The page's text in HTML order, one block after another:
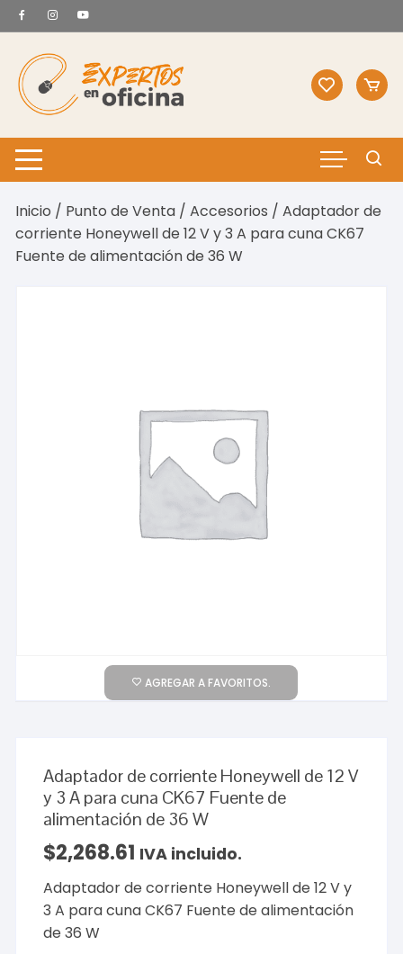
Saltar
al
contenido
Inicio / Punto de Venta /Accesorios / Adaptador de
corriente Honeywell de 12 V y 3 A para cuna CK67
Fuente de alimentación de 36 W
AGREGAR A FAVORITOS.
Adaptador de corriente Honeywell de 12 V
y 3 A para cuna CK67 Fuente de
alimentación de 36 W
$2,268.61 IVA incluido.
Adaptador de corriente Honeywell de 12 V y
3 A para cuna CK67 Fuente de alimentación
de 36 W